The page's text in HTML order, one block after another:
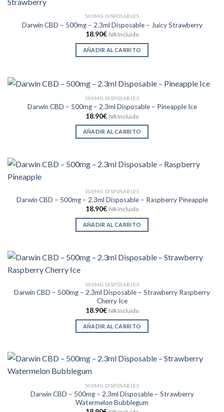
500MG DISPOSABLES
Darwin CBD – 500mg – 2.3ml Disposable – Juicy Strawberry
18.90€ IVA Incluido
AÑADIR AL CARRITO
500MG DISPOSABLES
Darwin CBD – 500mg – 2.3ml Disposable – Pineapple Ice
18.90€ IVA Incluido
AÑADIR AL CARRITO
500MG DISPOSABLES
Darwin CBD – 500mg – 2.3ml Disposable – Raspberry Pineapple
18.90€ IVA Incluido
AÑADIR AL CARRITO
500MG DISPOSABLES
Darwin CBD – 500mg – 2.3ml Disposable – Strawberry Raspberry
Cherry Ice
18.90€ IVA Incluido
AÑADIR AL CARRITO
500MG DISPOSABLES
Darwin CBD – 500mg – 2.3ml Disposable – Strawberry
Watermelon Bubblegum